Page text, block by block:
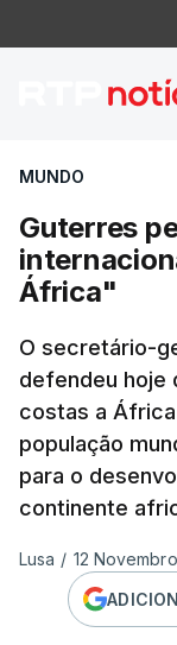
MUNDO
Guterres
África"
O secretário-
defendeu hoje
costas a
população
para o
continente
Lusa / 12